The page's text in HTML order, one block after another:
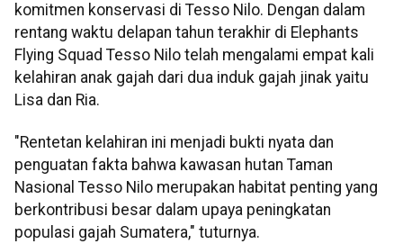
komitmen konservasi di Tesso Nilo. Dengan dalam
rentang waktu delapan tahun terakhir di Elephants
Flying Squad Tesso Nilo telah mengalami empat kali
kelahiran anak gajah dari dua induk gajah jinak yaitu
Lisa dan Ria.
"Rentetan kelahiran ini menjadi bukti nyata dan
penguatan fakta bahwa kawasan hutan Taman
Nasional Tesso Nilo merupakan habitat penting yang
berkontribusi besar dalam upaya peningkatan
populasi gajah Sumatera," tuturnya.